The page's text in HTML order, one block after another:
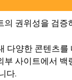
권위성을 검
다양한 콘텐츠
부 사이트에서
다.